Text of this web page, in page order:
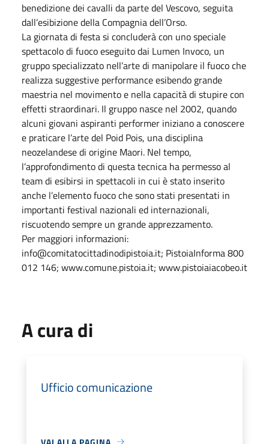
benedizione dei cavalli da parte del Vescovo, seguita
dall’esibizione della Compagnia dell’Orso.
La giornata di festa si concluderà con uno speciale
spettacolo di fuoco eseguito dai Lumen Invoco, un
gruppo specializzato nell’arte di manipolare il fuoco che
realizza suggestive performance esibendo grande
maestria nel movimento e nella capacità di stupire con
effetti straordinari. Il gruppo nasce nel 2002, quando
alcuni giovani aspiranti performer iniziano a conoscere
e praticare l’arte del Poid Pois, una disciplina
neozelandese di origine Maori. Nel tempo,
l’approfondimento di questa tecnica ha permesso al
team di esibirsi in spettacoli in cui è stato inserito
anche l’elemento fuoco che sono stati presentati in
importanti festival nazionali ed internazionali,
riscuotendo sempre un grande apprezzamento.
Per maggiori informazioni:
info@comitatocittadinodipistoia.it; PistoiaInforma 800
012 146; www.comune.pistoia.it; www.pistoiaiacobeo.it
A cura di
Ufficio comunicazione